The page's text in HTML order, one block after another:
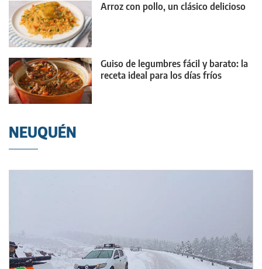
Arroz con pollo, un clásico delicioso
Guiso de legumbres fácil y barato: la
receta ideal para los días fríos
NEUQUÉN